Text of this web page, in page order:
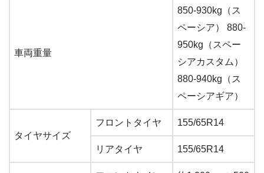
車両重量
850-930kg（ス
ペーシア） 880-
950kg（スペー
シアカスタム）
880-940kg（ス
ペーシアギア）
タイヤサイズ
フロントタイヤ 155/65R14
リアタイヤ 155/65R14